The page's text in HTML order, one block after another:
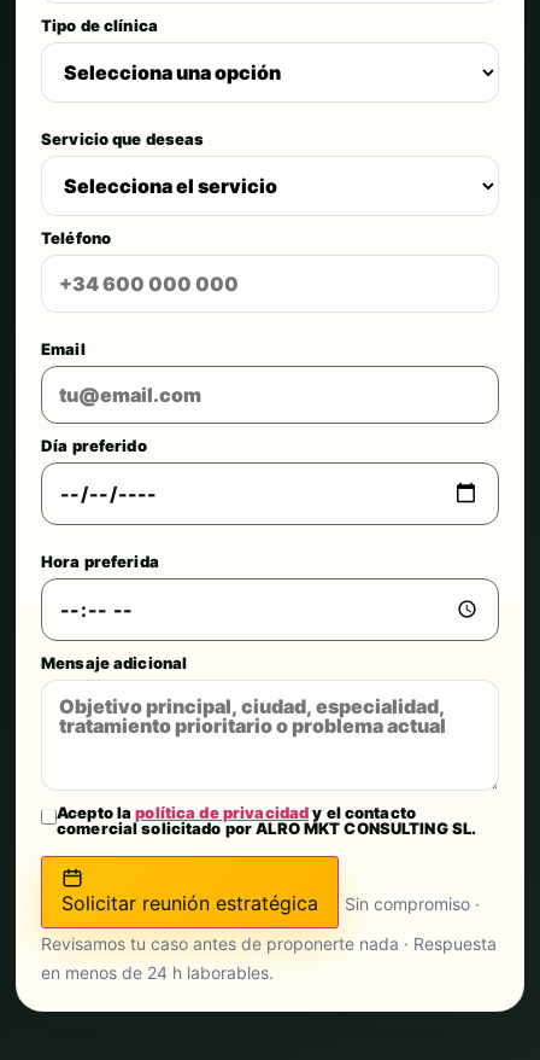
Tipo de clínica
Servicio que deseas
Teléfono
Email
Día preferido
Hora preferida
Mensaje adicional
Acepto lapolítica de privacidady el contacto
comercial solicitado por ALRO MKT CONSULTING SL.
Solicitar reunión estratégica
Sin compromiso ·
Revisamos tu caso antes de proponerte nada · Respuesta
en menos de 24 h laborables.